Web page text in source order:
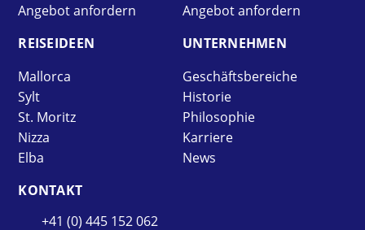
Angebot anfordern
Angebot anfordern
REISE­IDEEN
Mallorca
Sylt
St. Moritz
Nizza
Elba
UNTER­NEHMEN
Geschäftsbereiche
Historie
Philosophie
Karriere
News
KONTAKT
+41 (0) 445 152 062